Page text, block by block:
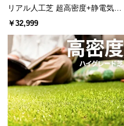
キ
ャ
ン
ル
に
つ
い
て
リアル人工芝 超高密度+静電気防
止 極細タイプ 芝丈35mm 2×10m
￥32,999